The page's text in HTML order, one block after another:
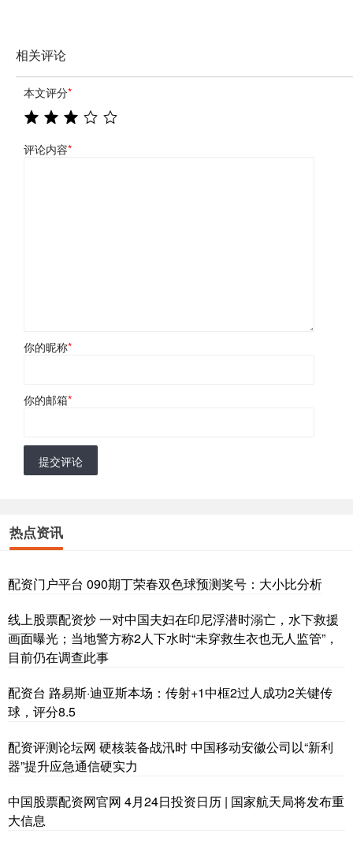
相关评论
本文评分*
评论内容*
你的昵称*
你的邮箱*
提交评论
热点资讯
配资门户平台 090期丁荣春双色球预测奖号：大小比分析
线上股票配资炒 一对中国夫妇在印尼浮潜时溺亡，水下救援
画面曝光；当地警方称2人下水时“未穿救生衣也无人监管”，
目前仍在调查此事
配资台 路易斯·迪亚斯本场：传射+1中框2过人成功2关键传
球，评分8.5
配资评测论坛网 硬核装备战汛时 中国移动安徽公司以“新利
器”提升应急通信硬实力
中国股票配资网官网 4月24日投资日历 | 国家航天局将发布重
大信息